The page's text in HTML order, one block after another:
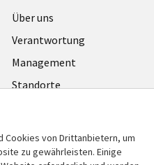
Useful
links
GERMANY
Über uns
Verantwortung
Management
Standorte
Cookies von Drittanbietern, um
zu gewährleisten. Einige